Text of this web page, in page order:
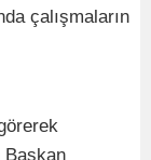
çalışmaların
Başkan